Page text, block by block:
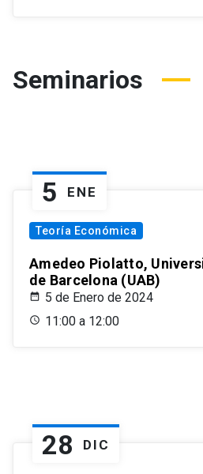
Seminarios
5 ENE
Teoría Económica
Amedeo Piolatto,
de Barcelona (UAB)
5 de Enero de 2024
11:00 a 12:00
28 DIC